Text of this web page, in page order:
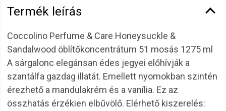
Termék leírás
Coccolino Perfume & Care Honeysuckle &
Sandalwood öblítőkoncentrátum 51 mosás 1275 ml
A sárgalonc elegánsan édes jegyei előhívják a
szantálfa gazdag illatát. Emellett nyomokban szintén
érezhető a mandulakrém és a vanília. Ez az
összhatás érzékien elbűvölő. Elérhető kiszerelés: